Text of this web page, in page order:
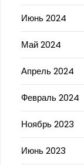
Июнь 2024
Май 2024
Апрель 2024
Февраль 2024
Ноябрь 2023
Июнь 2023